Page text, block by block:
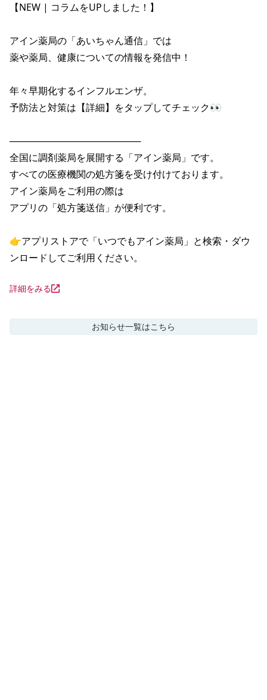
【NEW | コラムをUPしました！】
アイン薬局の「あいちゃん通信」では
薬や薬局、健康についての情報を発信中！
年々早期化するインフルエンザ。
予防法と対策は【詳細】をタップしてチェック👀
────────────────────
全国に調剤薬局を展開する「アイン薬局」です。
すべての医療機関の処方箋を受け付けております。
アイン薬局をご利用の際は
アプリの「処方箋送信」が便利です。
👉アプリストアで「いつでもアイン薬局」と検索・ダウ
ンロードしてご利用ください。
詳細をみる
お知らせ一覧はこちら